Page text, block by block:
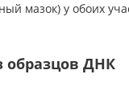
мазок) у обоих
образцов ДНК